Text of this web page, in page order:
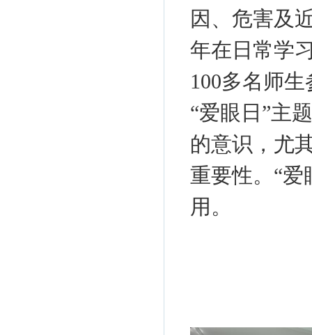
因、危害及
年在日常学
100多名师
“爱眼日”主
的意识，尤
重要性。“爱
用。